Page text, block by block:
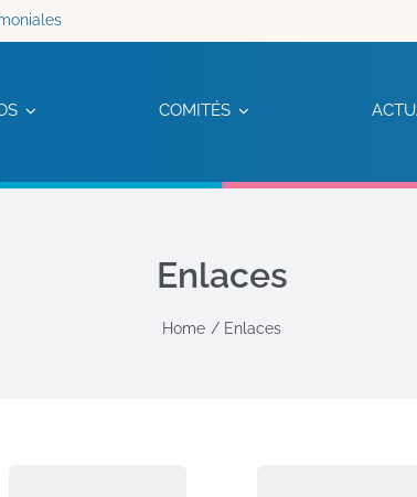
COMITÉS
Enlaces
Home Enlaces